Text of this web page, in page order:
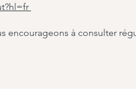
encourageons à consulter